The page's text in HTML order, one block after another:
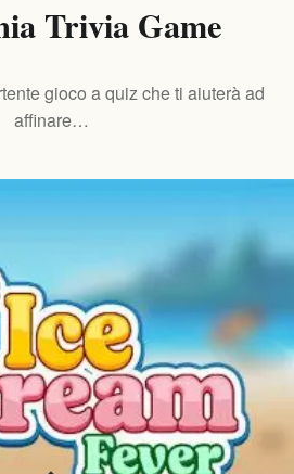
Trivia Game
gioco a quiz che ti aiuterà ad
affinare…